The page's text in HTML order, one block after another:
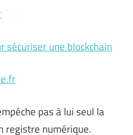
sécuriser une blockchain
pas à lui seul la
registre numérique.